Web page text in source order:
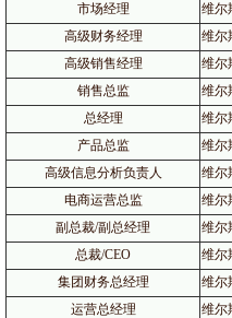
市场经理
维尔
高级财务经理
维尔
高级销售经理
维尔
销售总监
维尔
总经理
维尔
产品总监
维尔
高级信息分析负责人
维尔
电商运营总监
维尔
副总裁/副总经理
维尔
总裁/CEO
维尔
集团财务总经理
维尔
运营总经理
维尔